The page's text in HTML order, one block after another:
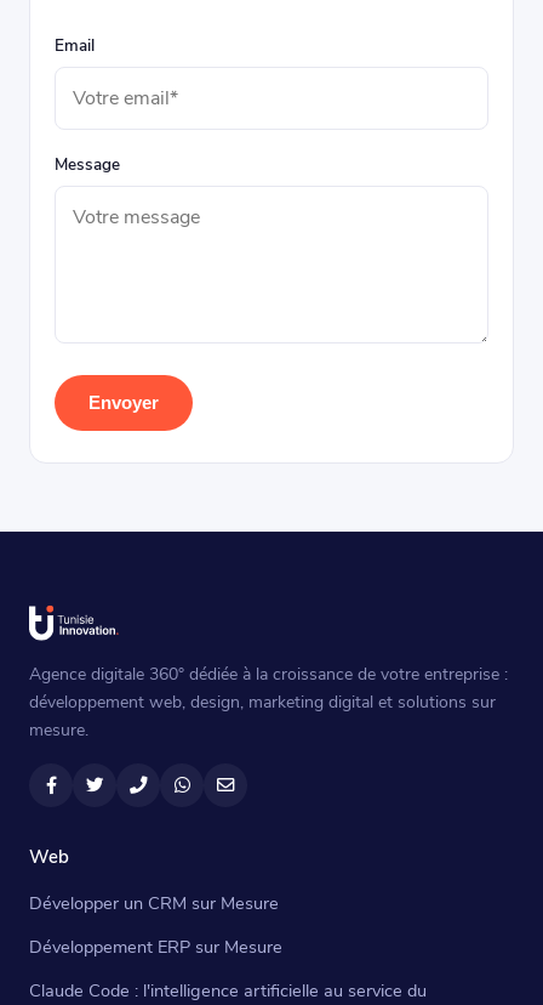
Email
Message
Envoyer
Agence digitale 360° dédiée à la croissance de votre entreprise :
développement web, design, marketing digital et solutions sur
mesure.
FacebookTwitterTéléphoneWhatsApp
Email
Web
Développer un CRM sur Mesure
Développement ERP sur Mesure
Claude Code : l'intelligence artificielle au service du